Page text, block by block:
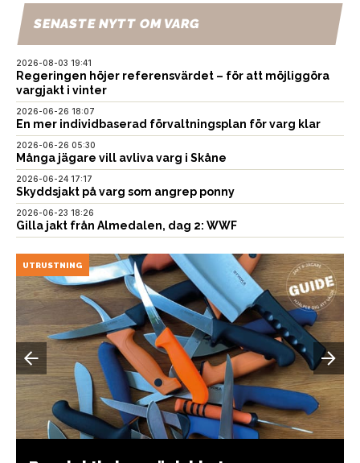
SENASTE NYTT OM VARG
2026-08-03 19:41
Regeringen höjer referensvärdet – för att möjliggöra
vargjakt i vinter
2026-06-26 18:07
En mer individbaserad förvaltningsplan för varg klar
2026-06-26 05:30
Många jägare vill avliva varg i Skåne
2026-06-24 17:17
Skyddsjakt på varg som angrep ponny
2026-06-23 18:26
Gilla jakt från Almedalen, dag 2: WWF
UTRUSTNING